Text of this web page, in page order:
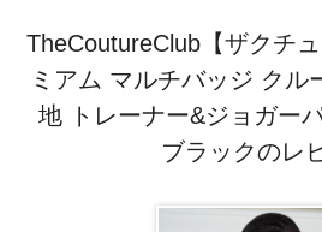
TheCoutureClub【ザクチ
ミアム マルチバッジ クル
地 トレーナー&ジョガー
ブラックのレ